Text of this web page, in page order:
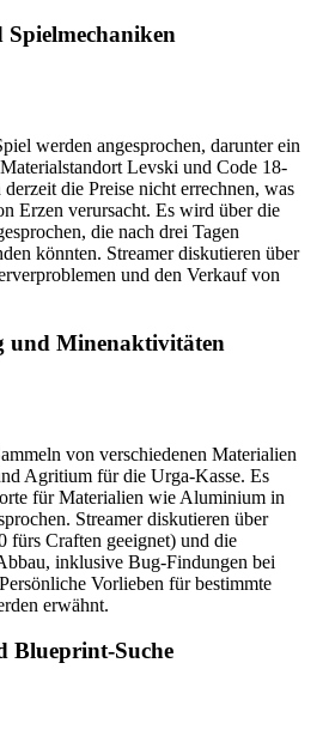
Spielmechaniken
werden angesprochen, darunter ein
Levski und Code 18-
die Preise nicht errechnen, was
Erzen verursacht. Es wird über die
die nach drei Tagen
könnten. Streamer diskutieren über
und den Verkauf von
und Minenaktivitäten
von verschiedenen Materialien
Agritium für die Urga-Kasse. Es
für Materialien wie Aluminium in
Streamer diskutieren über
fürs Craften geeignet) und die
inklusive Bug-Findungen bei
Vorlieben für bestimmte
erwähnt.
Blueprint-Suche